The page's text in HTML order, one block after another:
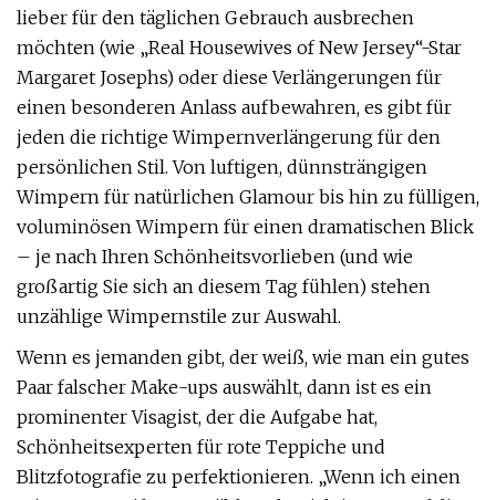
lieber für den täglichen Gebrauch ausbrechen
möchten (wie „Real Housewives of New Jersey“-Star
Margaret Josephs) oder diese Verlängerungen für
einen besonderen Anlass aufbewahren, es gibt für
jeden die richtige Wimpernverlängerung für den
persönlichen Stil. Von luftigen, dünnsträngigen
Wimpern für natürlichen Glamour bis hin zu fülligen,
voluminösen Wimpern für einen dramatischen Blick
– je nach Ihren Schönheitsvorlieben (und wie
großartig Sie sich an diesem Tag fühlen) stehen
unzählige Wimpernstile zur Auswahl.
Wenn es jemanden gibt, der weiß, wie man ein gutes
Paar falscher Make-ups auswählt, dann ist es ein
prominenter Visagist, der die Aufgabe hat,
Schönheitsexperten für rote Teppiche und
Blitzfotografie zu perfektionieren. „Wenn ich einen